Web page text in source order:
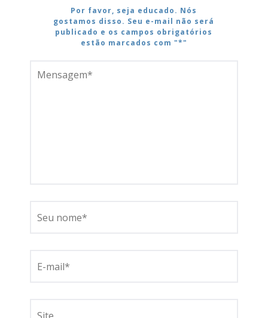
Por favor, seja educado. Nós
gostamos disso. Seu e-mail não será
publicado e os campos obrigatórios
estão marcados com "*"